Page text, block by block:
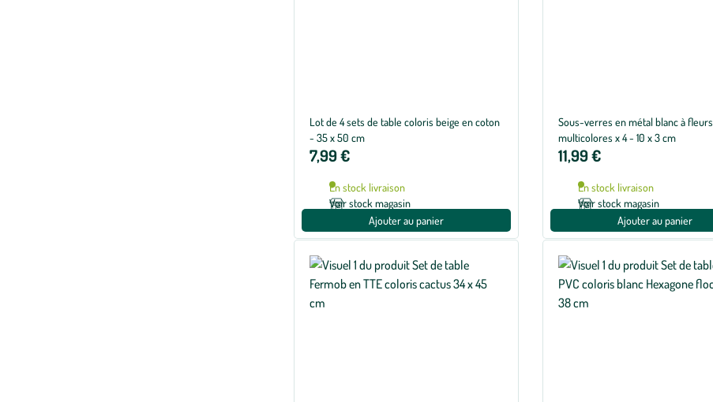
Lot de 4 sets de table coloris beige en coton
- 35 x 50 cm
7,99 €
En stock livraison
Voir stock magasin
Ajouter au panier
Sous-verres en métal blanc à fleurs
multicolores x 4 - 10 x 3 cm
11,99 €
En stock livraison
Voir stock magasin
Ajouter au panier